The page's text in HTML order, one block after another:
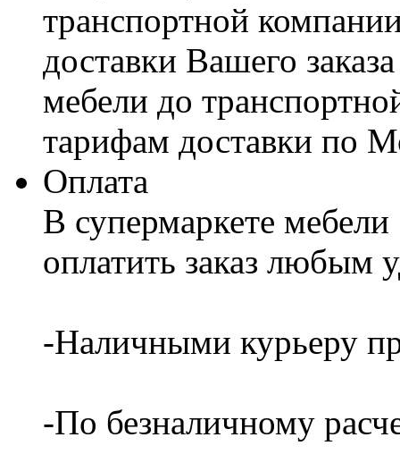
транспортной
доставки Вашего
мебели до
тарифам доставки по
Оплата
В супермаркете
оплатить заказ любым
-Наличными курьеру
-По безналичному